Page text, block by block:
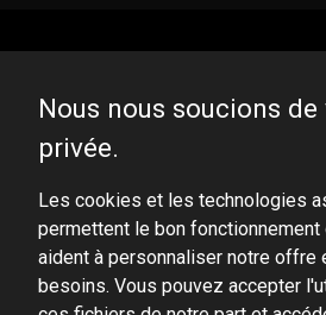
DOMINATOR GROUP Sp. z o.o.
Ludowa 59, 43-514 Kaniów, POLAND
VAT ID No.: 6521751083
Nous nous soucions
privée.
Les cookies et les technologies
permettent le bon fonctionnement
aident à personnaliser notre offre
besoins. Vous pouvez accepter